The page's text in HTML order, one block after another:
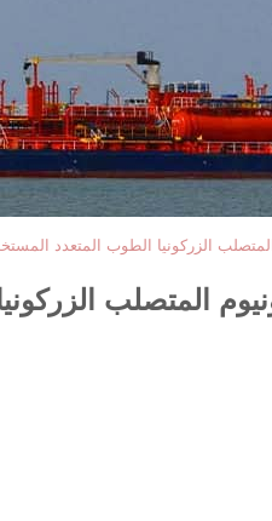
المتصلب الزركونيا الطوب المتعدد
المتصلب